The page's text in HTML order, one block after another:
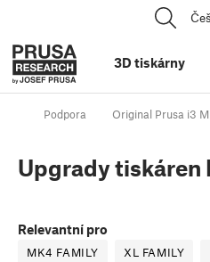
3D tiskárny
Podpora Original Prusa i3
Upgrady tiskáren
Relevantní pro
MK4 FAMILY XL FAMILY